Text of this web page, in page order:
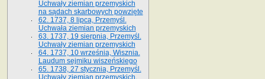
Uchwały ziemian przemyskich
na sądach skarbowych powzięte
62. 1737, 8 lipca, Przemyśl.
Uchwała ziemian przemyskich
63. 1737, 19 sierpnia, Przemyśl.
Uchwały ziemian przemyskich
64. 1737, 10 września, Wisznia.
Laudum sejmiku wiszeńskiego
65. 1738, 27 stycznia, Przemyśl.
Uchwały ziemian przemyskich­­.